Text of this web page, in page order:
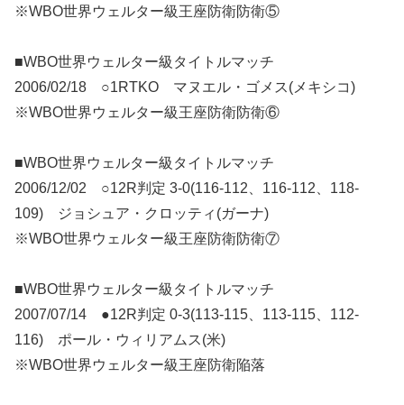
※WBO世界ウェルター級王座防衛防衛⑤
■WBO世界ウェルター級タイトルマッチ
2006/02/18 ○1RTKO マヌエル・ゴメス(メキシコ)
※WBO世界ウェルター級王座防衛防衛⑥
■WBO世界ウェルター級タイトルマッチ
2006/12/02 ○12R判定 3-0(116-112、116-112、118-
109) ジョシュア・クロッティ(ガーナ)
※WBO世界ウェルター級王座防衛防衛⑦
■WBO世界ウェルター級タイトルマッチ
2007/07/14 ●12R判定 0-3(113-115、113-115、112-
116) ポール・ウィリアムス(米)
※WBO世界ウェルター級王座防衛陥落